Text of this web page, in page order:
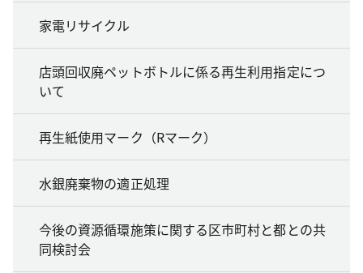
家電リサイクル
店頭回収廃ペットボトルに係る再生利用指定につ
いて
再生紙使用マーク（Rマーク）
水銀廃棄物の適正処理
今後の資源循環施策に関する区市町村と都との共
同検討会